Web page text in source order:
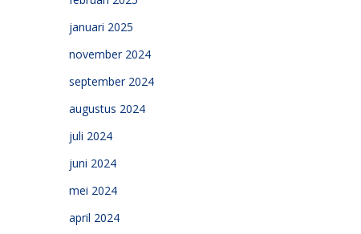
januari 2025
november 2024
september 2024
augustus 2024
juli 2024
juni 2024
mei 2024
april 2024